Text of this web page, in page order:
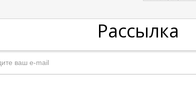
Рассылка